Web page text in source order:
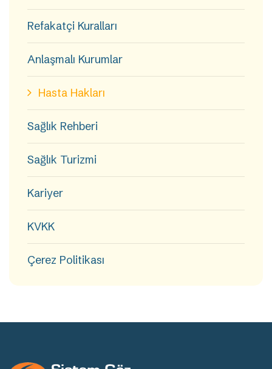
Refakatçi Kuralları
Anlaşmalı Kurumlar
Hasta Hakları
Sağlık Rehberi
Sağlık Turizmi
Kariyer
KVKK
Çerez Politikası